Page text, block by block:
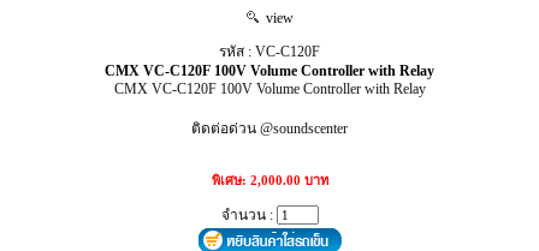
view
รหัส : VC-C120F
CMX VC-C120F 100V Volume Controller with Relay
CMX VC-C120F 100V Volume Controller with Relay
ติดต่อด่วน @soundscenter
พิเศษ: 2,000.00 บาท
จำนวน :